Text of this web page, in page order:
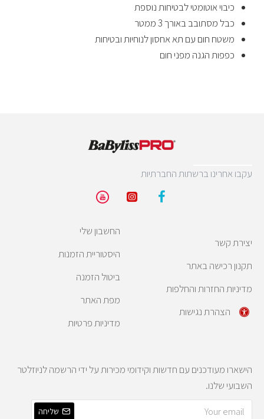
כיבוי אוטומטי לבטיחות נוספת
כבל מסתובב באורך 3 ממטר
משטח חום עם תא אחסון לנוחיות ובטיחות
כפפות הגנה מפני חום
עקבו אחרינו ברשתות החברתיות
יצירת קשר
תקנון רכישה באתר
מדיניות החזרות והחלפות
הצהרת נגישות
החשבון שלי
היסטוריית הזמנות
ביטול הזמנה
מפת האתר
מדיניות פרטיות
הישארו מעודכנים עם חדשות וקידומי מכירות על ידי הרשמה לניוזלטר
השבועי שלנו.
שליחה